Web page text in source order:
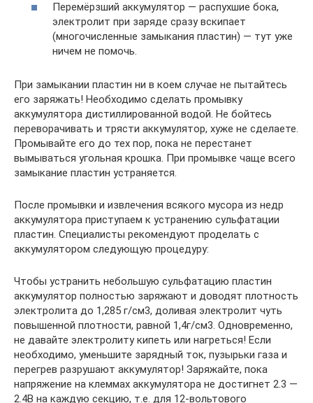
Перемёрзший аккумулятор — распухшие бока,
электролит при заряде сразу вскипает
(многочисленные замыкания пластин) — тут уже
ничем не помочь.
При замыкании пластин ни в коем случае не пытайтесь
его заряжать! Необходимо сделать промывку
аккумулятора дистиллированной водой. Не бойтесь
переворачивать и трясти аккумулятор, хуже не сделаете.
Промывайте его до тех пор, пока не перестанет
вымываться угольная крошка. При промывке чаще всего
замыкание пластин устраняется.
После промывки и извлечения всякого мусора из недр
аккумулятора приступаем к устранению сульфатации
пластин. Специалисты рекомендуют проделать с
аккумулятором следующую процедуру:
Чтобы устранить небольшую сульфатацию пластин
аккумулятор полностью заряжают и доводят плотность
электролита до 1,285 г/см3, доливая электролит чуть
повышенной плотности, равной 1,4г/см3. Одновременно,
не давайте электролиту кипеть или нагреться! Если
необходимо, уменьшите зарядный ток, пузырьки газа и
перегрев разрушают аккумулятор! Заряжайте, пока
напряжение на клеммах аккумулятора не достигнет 2.3 —
2.4В на каждую секцию, т.е. для 12-вольтового